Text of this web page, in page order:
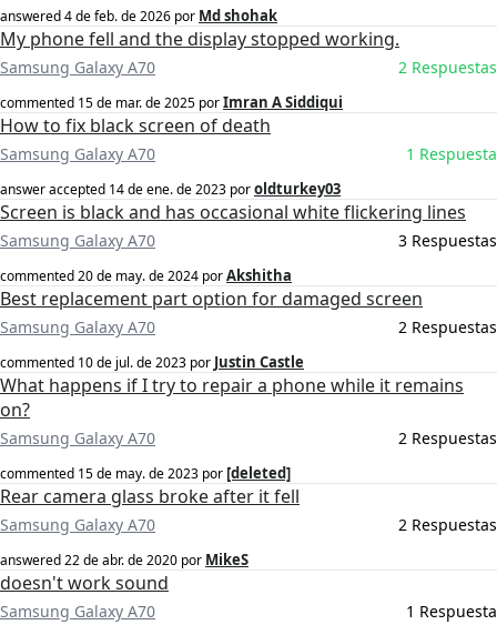
answered4 de feb. de 2026 por Md shohak
My phone fell and the display stopped working.
Samsung Galaxy A70 2 Respuestas
commented 15 de mar. de 2025 porImran A Siddiqui
How to fix black screen of death
Samsung Galaxy A70 1 Respuesta
answer accepted 14 de ene. de 2023 poroldturkey03
Screen is black and has occasional white flickering lines
Samsung Galaxy A70 3 Respuestas
commented20 de may. de 2024 porAkshitha
Best replacement part option for damaged screen
Samsung Galaxy A70 2 Respuestas
commented 10 de jul. de 2023 por Justin Castle
What happens if I try to repair a phone while it remains
on?
Samsung Galaxy A70 2 Respuestas
commented 15 de may. de 2023 por [deleted]
Rear camera glass broke after it fell
Samsung Galaxy A70 2 Respuestas
answered22 de abr. de 2020 por MikeS
doesn't work sound
Samsung Galaxy A70 1 Respuesta